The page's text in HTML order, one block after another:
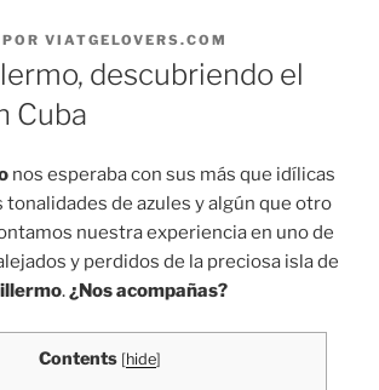
POR VIATGELOVERS.COM
descubriendo el
Cuba
nos esperaba con sus más que idílicas
tonalidades de azules y algún que otro
nuestra experiencia en uno de
y perdidos de la preciosa isla de
.¿Nos acompañas?
Contents [hide]